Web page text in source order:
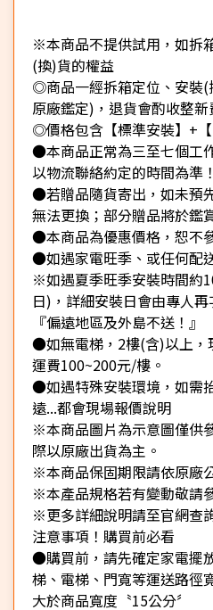
※本商品不提供試用，如拆
(換)貨的權益
◎商品一經拆箱定位、安裝
原廠鑑定)，退貨會酌收整
◎價格包含【標準安裝】+【
●本商品正常為三至七個工
以物流聯絡約定的時間為準！
●若贈品隨貨寄出，如未預
無法更換；部分贈品將於鑑
●本商品為優惠價格，恕不
●如遇家電旺季、或任何配
※如遇夏季旺季安裝時間約
日)，詳細安裝日會由專人再
『偏遠地區及外島不送！』
●如無電梯，2樓(含)以上，
運費100~200元/樓。
●如遇特殊安裝環境，如需
遠...都會現場報價說明
※本商品圖片為示意圖僅供
際以原廠出貨為主。
※本商品保固期限請依原廠
※本產品規格若有變動敬請
※更多詳細說明請至官網查
注意事項！購買前必看
●購買前，請先確定家電擺
梯、電梯、門寬等運送路徑
大於商品寬度〝15公分〞